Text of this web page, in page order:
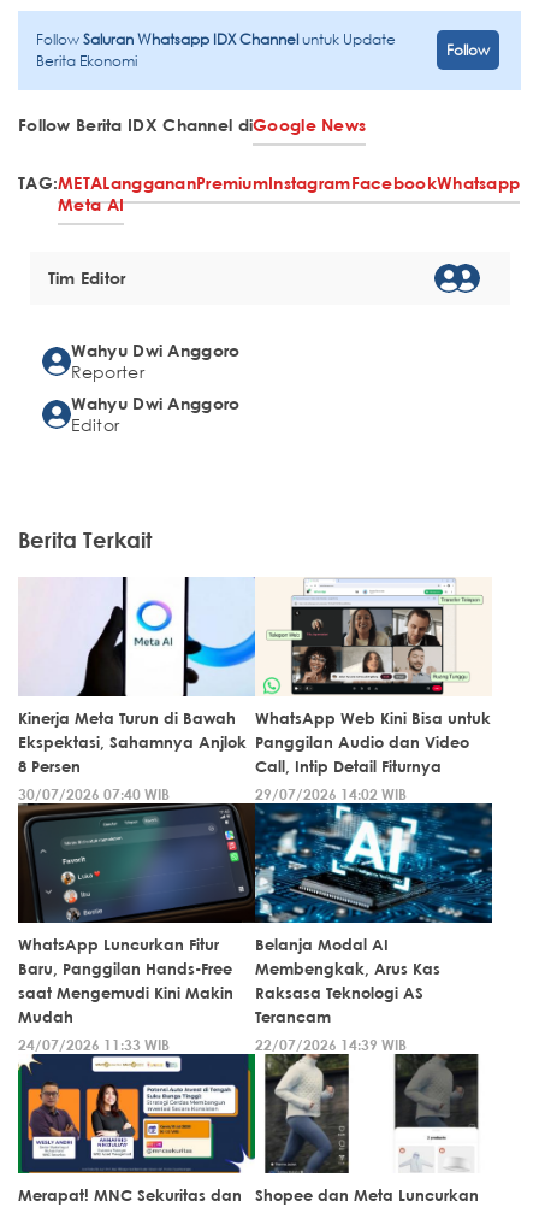
FollowSaluran Whatsapp IDX Channeluntuk Update
Berita Ekonomi
Follow
Follow Berita IDX Channel diGoogle News
TAG:METALanggananPremiumInstagramFacebookWhatsapp
Meta AI
Tim Editor
Wahyu Dwi Anggoro
Reporter
Wahyu Dwi Anggoro
Editor
Berita Terkait
Kinerja Meta Turun di Bawah
Ekspektasi, Sahamnya Anjlok
8 Persen
30/07/2026 07:40 WIB
WhatsApp Web Kini Bisa untuk
Panggilan Audio dan Video
Call, Intip Detail Fiturnya
29/07/2026 14:02 WIB
WhatsApp Luncurkan Fitur
Baru, Panggilan Hands-Free
saat Mengemudi Kini Makin
Mudah
24/07/2026 11:33 WIB
Belanja Modal AI
Membengkak, Arus Kas
Raksasa Teknologi AS
Terancam
22/07/2026 14:39 WIB
Merapat! MNC Sekuritas dan
Shopee dan Meta Luncurkan